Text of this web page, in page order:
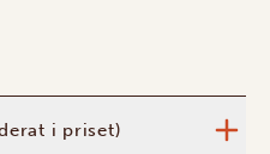
i priset)